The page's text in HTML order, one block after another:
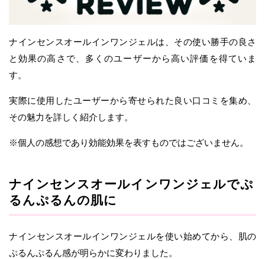
ナインセンスオールインワンジェルは、その使い勝手の良さ
と効果の高さで、多くのユーザーから高い評価を得ていま
す。
実際に使用したユーザーから寄せられた良い口コミを集め、
その魅力を詳しく紹介します。
※個人の感想であり効能効果を表すものではございません。
ナインセンスオールインワンジェルでぷ
るんぷるんの肌に
ナインセンスオールインワンジェルを使い始めてから、肌の
ぷるんぷるん感が明らかに変わりました。